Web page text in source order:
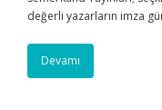
değerli yazarların imza
Devamı